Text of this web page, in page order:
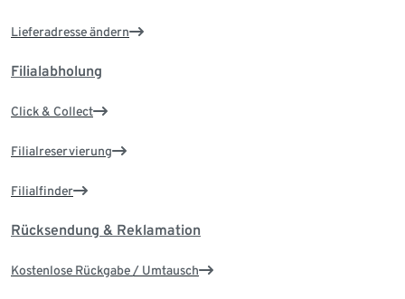
Lieferadresse ändern
Filialabholung
Click & Collect
Filialreservierung
Filialfinder
Rücksendung & Reklamation
Kostenlose Rückgabe / Umtausch